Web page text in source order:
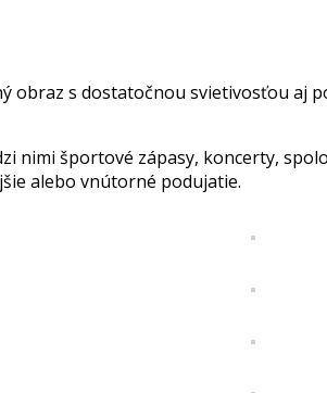
obraz s dostatočnou svietivosťou aj
nimi športové zápasy, koncerty,
alebo vnútorné podujatie.